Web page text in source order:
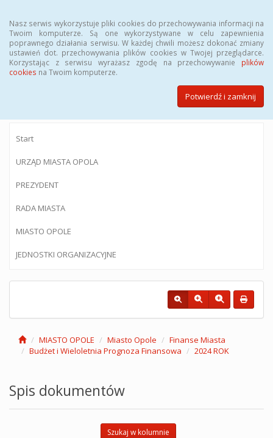
Nasz serwis wykorzystuje pliki cookies do przechowywania informacji na
Twoim komputerze. Są one wykorzystywane w celu zapewnienia
poprawnego działania serwisu. W każdej chwili możesz dokonać zmiany
ustawień dot. przechowywania plików cookies w Twojej przeglądarce.
Korzystając z serwisu wyrażasz zgodę na przechowywanie plików
cookies na Twoim komputerze.
Potwierdź i zamknij
BIULETYN INFORMACJI PUBLICZNEJ
Urzędu Miasta Opola
Start
URZĄD MIASTA OPOLA
PREZYDENT
RADA MIASTA
MIASTO OPOLE
JEDNOSTKI ORGANIZACYJNE
MIASTO OPOLE Miasto Opole
Finanse Miasta
Budżet i Wieloletnia Prognoza Finansowa
2024 ROK
Spis dokumentów
Szukaj w kolumnie